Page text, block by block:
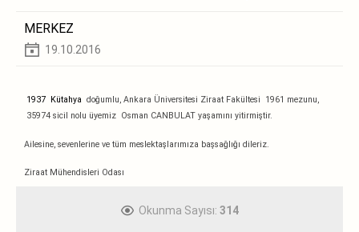
MERKEZ
19.10.2016
1937 Kütahya doğumlu, Ankara Üniversitesi Ziraat Fakültesi 1961 mezunu,
35974 sicil nolu üyemiz Osman CANBULAT yaşamını yitirmiştir.
Ailesine, sevenlerine ve tüm meslektaşlarımıza başsağlığı dileriz.
Ziraat Mühendisleri Odası
Okunma Sayısı: 314